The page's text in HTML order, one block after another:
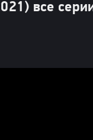
все